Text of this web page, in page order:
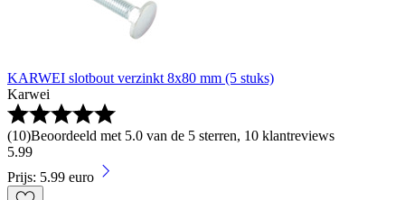
KARWEI slotbout verzinkt 8x80 mm (5 stuks)
Karwei
(10)Beoordeeld met 5.0 van de 5 sterren, 10 klantreviews
5.99
Prijs: 5.99 euro